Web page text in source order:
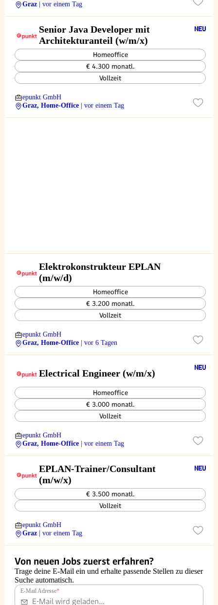
Graz
| vor einem Tag
Senior Java Developer mit
Architekturanteil (w/m/x)
Homeoffice
€ 4.300 monatl.
Vollzeit
epunkt GmbH
Graz, Home-Office
| vor einem Tag
Elektrokonstrukteur EPLAN
(m/w/d)
Homeoffice
€ 3.200 monatl.
Vollzeit
epunkt GmbH
Graz, Home-Office
| vor 6 Tagen
Electrical Engineer (w/m/x)
Homeoffice
€ 3.000 monatl.
Vollzeit
epunkt GmbH
Graz, Home-Office
| vor einem Tag
EPLAN-Trainer/Consultant
(m/w/x)
€ 3.500 monatl.
Vollzeit
epunkt GmbH
Graz
| vor einem Tag
Von neuen Jobs zuerst erfahren?
Trage deine E-Mail ein und erhalte passende Stellen zu dieser
Suche automatisch.
E-Mail Adresse*